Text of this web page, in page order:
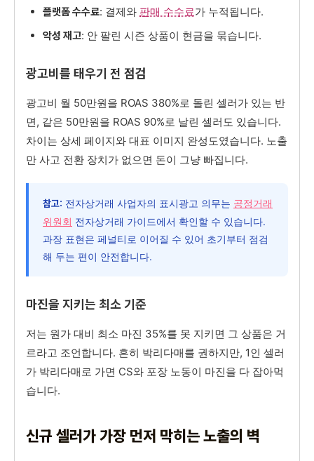
플랫폼 수수료: 결제와 판매 수수료가 누적됩니다.
악성 재고: 안 팔린 시즌 상품이 현금을 묶습니다.
광고비를 태우기 전 점검
광고비 월 50만원을 ROAS 380%로 돌린 셀러가 있는 반
면, 같은 50만원을 ROAS 90%로 날린 셀러도 있습니다.
차이는 상세 페이지와 대표 이미지 완성도였습니다. 노출
만 사고 전환 장치가 없으면 돈이 그냥 빠집니다.
참고: 전자상거래 사업자의 표시광고 의무는 공정거래
위원회 전자상거래 가이드에서 확인할 수 있습니다.
과장 표현은 페널티로 이어질 수 있어 초기부터 점검
해 두는 편이 안전합니다.
마진을 지키는 최소 기준
저는 원가 대비 최소 마진 35%를 못 지키면 그 상품은 거
르라고 조언합니다. 흔히 박리다매를 권하지만, 1인 셀러
가 박리다매로 가면 CS와 포장 노동이 마진을 다 잡아먹
습니다.
신규 셀러가 가장 먼저 막히는 노출의 벽